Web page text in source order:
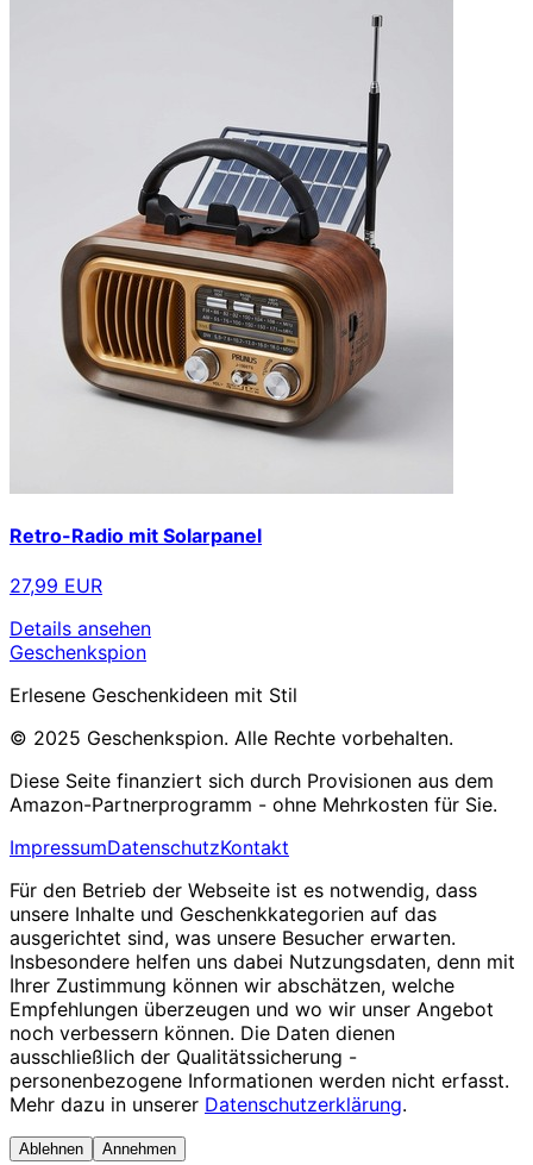
Retro-Radio mit Solarpanel
27,99 EUR
Details ansehen
Geschenkspion
Erlesene Geschenkideen mit Stil
© 2025 Geschenkspion. Alle Rechte vorbehalten.
Diese Seite finanziert sich durch Provisionen aus dem
Amazon-Partnerprogramm - ohne Mehrkosten für Sie.
ImpressumDatenschutzKontakt
Für den Betrieb der Webseite ist es notwendig, dass
unsere Inhalte und Geschenkkategorien auf das
ausgerichtet sind, was unsere Besucher erwarten.
Insbesondere helfen uns dabei Nutzungsdaten, denn mit
Ihrer Zustimmung können wir abschätzen, welche
Empfehlungen überzeugen und wo wir unser Angebot
noch verbessern können. Die Daten dienen
ausschließlich der Qualitätssicherung -
personenbezogene Informationen werden nicht erfasst.
Mehr dazu in unserer Datenschutzerklärung.
Ablehnen Annehmen